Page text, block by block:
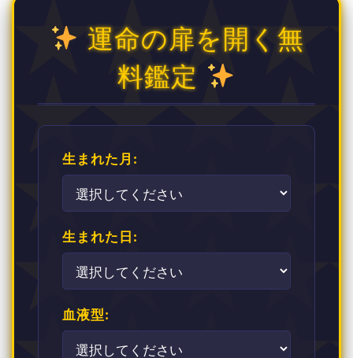
運命の扉を開く無
料鑑定
生まれた月:
生まれた日:
血液型: